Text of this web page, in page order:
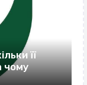
її
чому